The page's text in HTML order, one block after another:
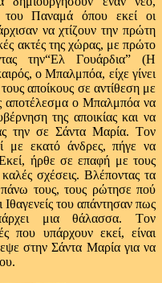
του Παναμά όπου εκεί οι
να χτίζουν την πρώτη
ακτές της χώρας, με πρώτο
την“Ελ Γουάρδια” (Η
ο Μπαλμπόα, είχε γίνει
αποίκους σε αντίθεση με
αποτέλεσμα ο Μπαλμπόα να
της αποικίας και να
την σε Σάντα Μαρία. Τον
εκατό άνδρες, πήγε να
ήρθε σε επαφή με τους
σχέσεις. Βλέποντας τα
τους, τους ρώτησε πού
του απάντησαν πως
μια θάλασσα. Τον
που υπάρχουν εκεί, είναι
στην Σάντα Μαρία για να